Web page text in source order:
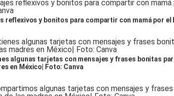
reflexivos y bonitos para compartir con mamá por el
algunas tarjetas con mensajes y frases bonitas
en México| Foto: Canva